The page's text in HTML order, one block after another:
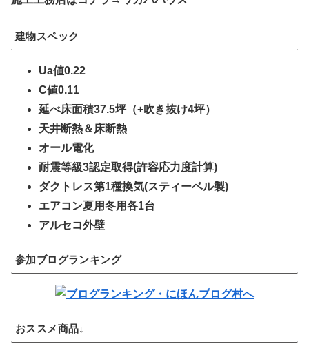
建物スペック
Ua値0.22
C値0.11
延べ床面積37.5坪（+吹き抜け4坪）
天井断熱＆床断熱
オール電化
耐震等級3認定取得(許容応力度計算)
ダクトレス第1種換気(スティーベル製)
エアコン夏用冬用各1台
アルセコ外壁
参加ブログランキング
おススメ商品↓